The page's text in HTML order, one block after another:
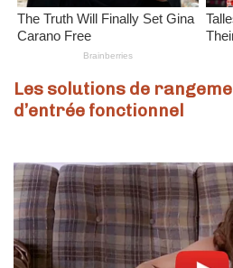
Les solutions de
d’entrée fonctionnel